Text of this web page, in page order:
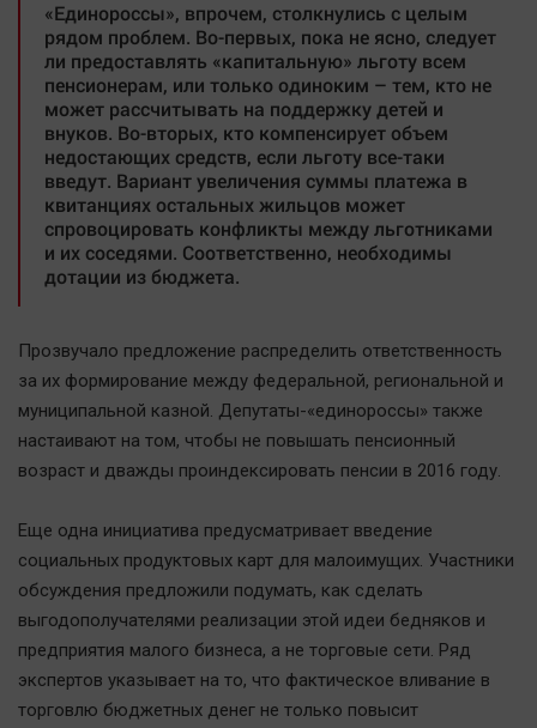
Автомобили
XX век: криминальные уроки
Банки
Медиаграмотность
Медицина
Новости компаний
Прогулки по городу Ч
Спецпроект
Челябинск космический
Другие рубрики
Bookworms
English version
Актуальная тема
Блогеркуль
Быстрый медиазавод
Вирус чтения
«Единороссы», впрочем, столкнулись с целым
рядом проблем. Во-первых, пока не ясно, следует
ли предоставлять «капитальную» льготу всем
пенсионерам, или только одиноким – тем, кто не
может рассчитывать на поддержку детей и
внуков. Во-вторых, кто компенсирует объем
недостающих средств, если льготу все-таки
введут. Вариант увеличения суммы платежа в
квитанциях остальных жильцов может
спровоцировать конфликты между льготниками
и их соседями. Соответственно, необходимы
дотации из бюджета.
Прозвучало предложение распределить ответственность
за их формирование между федеральной, региональной и
муниципальной казной. Депутаты-«единороссы» также
настаивают на том, чтобы не повышать пенсионный
возраст и дважды проиндексировать пенсии в 2016 году.
Еще одна инициатива предусматривает введение
социальных продуктовых карт для малоимущих. Участники
обсуждения предложили подумать, как сделать
выгодополучателями реализации этой идеи бедняков и
предприятия малого бизнеса, а не торговые сети. Ряд
экспертов указывает на то, что фактическое вливание в
торговлю бюджетных денег не только повысит